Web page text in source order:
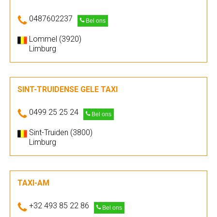
0487602237 Bel ons
Lommel (3920)
Limburg
SINT-TRUIDENSE GELE TAXI
0499 25 25 24 Bel ons
Sint-Truiden (3800)
Limburg
TAXI-AM
+32 493 85 22 86 Bel ons